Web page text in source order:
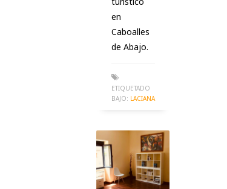
en
Caboalles
de Abajo.
ETIQUETADO
BAJO: LACIANA